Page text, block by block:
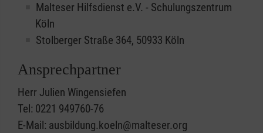
Malteser Hilfsdienst e.V. - Schulungszentrum
Köln
Stolberger Straße 364, 50933 Köln
Ansprechpartner
Herr Julien Wingensiefen
Tel: 0221 949760-76
E-Mail: ausbildung.koeln@malteser.org